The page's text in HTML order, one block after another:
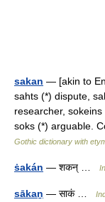
sakan — [akin to
sahts (*) dispute,
researcher,
soks (*) arguable.
Gothic dictionary with
ṡakán — शकन् …
sākaṉ — साकं …